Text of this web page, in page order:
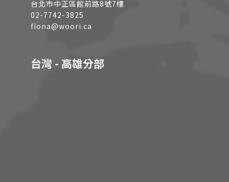
台北市中正區館前路8號7樓
02-7742-3825
fiona@woori.ca
台灣 - 高雄分部